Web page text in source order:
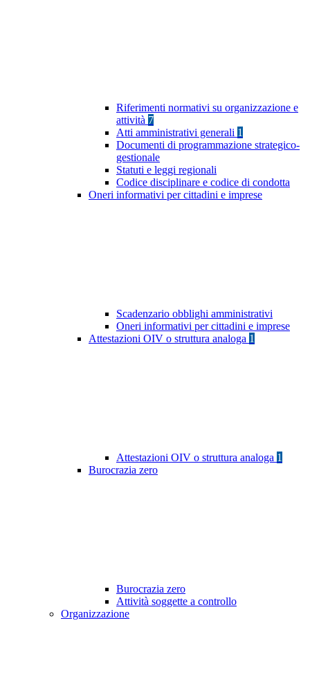
Riferimenti normativi su organizzazione e
attività 7
Atti amministrativi generali 1
Documenti di programmazione strategico-
gestionale
Statuti e leggi regionali
Codice disciplinare e codice di condotta
Oneri informativi per cittadini e imprese
Scadenzario obblighi amministrativi
Oneri informativi per cittadini e imprese
Attestazioni OIV o struttura analoga 1
Attestazioni OIV o struttura analoga 1
Burocrazia zero
Burocrazia zero
Attività soggette a controllo
Organizzazione